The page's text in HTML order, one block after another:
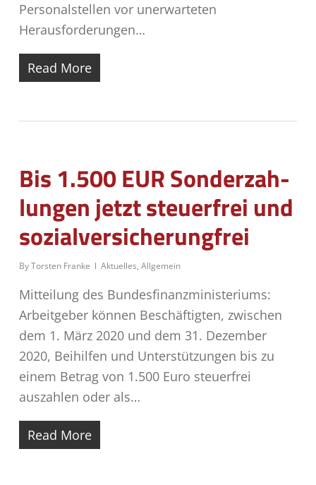
Personalstellen vor unerwarteten
Herausforderungen…
Read More
Bis 1.500 EUR Son­der­zah­
lun­gen jetzt steu­er­frei und
sozialversicherungfrei
ByTorsten Franke Aktuelles, Allgemein
Mitteilung des Bundesfinanzministeriums:
Arbeitgeber können Beschäftigten, zwischen
dem 1. März 2020 und dem 31. Dezember
2020, Beihilfen und Unterstützungen bis zu
einem Betrag von 1.500 Euro steuerfrei
auszahlen oder als…
Read More